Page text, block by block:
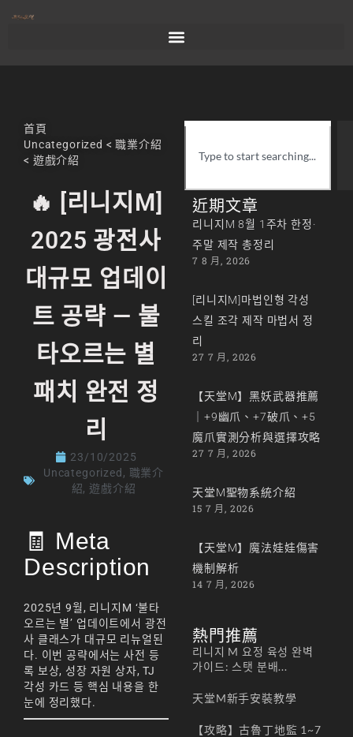
首頁
Uncategorized <職業介紹
< 遊戲介紹
🔥 [리니지M]
2025 광전사
대규모 업데이
트 공략 — 불
타오르는 별
패치 완전 정
리
23/10/2025
Uncategorized , 職業介
紹, 遊戲介紹
🧾 Meta
Description
2025년 9월, 리니지M ‘불타
오르는 별’ 업데이트에서 광전
사 클래스가 대규모 리뉴얼된
다. 이번 공략에서는 사전 등
록 보상, 성장 자원 상자, TJ
각성 카드 등 핵심 내용을 한
눈에 정리했다.
近期文章
리니지M 8월 1주차 한정·
주말 제작 총정리
7 8 月, 2026
[리니지M]마법인형 각성
스킬 조각 제작 마법서 정
리
27 7 月, 2026
【天堂M】黑妖武器推薦
｜+9幽爪、+7破爪、+5
魔爪實測分析與選擇攻略
27 7 月, 2026
天堂M聖物系統介紹
15 7 月, 2026
【天堂M】魔法娃娃傷害
機制解析
14 7 月, 2026
熱門推薦
리니지 M 요정 육성 완벽
가이드: 스탯 분배...
天堂M新手安裝教學
【攻略】古魯丁地監 1~7